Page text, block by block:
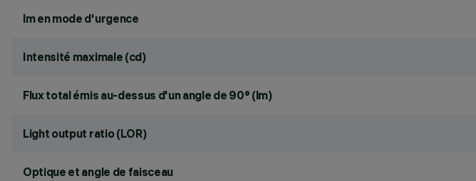
lm en mode d'urgence
Intensité maximale (cd)
Flux total émis au-dessus d'un angle de 90° (lm)
Light output ratio (LOR)
Optique et angle de faisceau